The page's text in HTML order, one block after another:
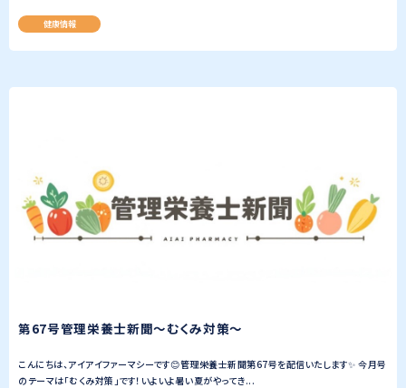
健康情報
第67号管理栄養士新聞〜むくみ対策〜
こんにちは、アイアイファーマシーです😊管理栄養士新聞第67号を配信いたします✨ 今月号
のテーマは「むくみ対策」です！いよいよ暑い夏がやってき...